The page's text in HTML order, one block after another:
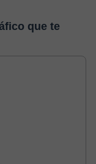
En el siguiente
Ver aula
TPV virtual.
un e-mail de
que te